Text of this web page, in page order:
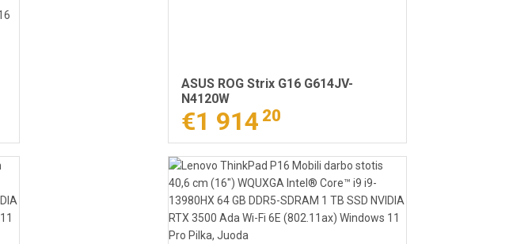
ASUS ROG Strix G16 G614JV-
N4120W
€1 914 20